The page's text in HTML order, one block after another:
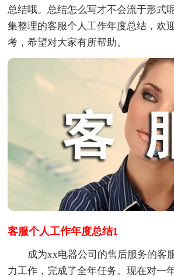
总结哦。总结怎么写才不会流于形式
集整理的客服个人工作年度总结，欢
考，希望对大家有所帮助。
客服个人工作年度总结1
成为xx电器公司的售后服务的客
力工作，完成了全年任务。现在对一